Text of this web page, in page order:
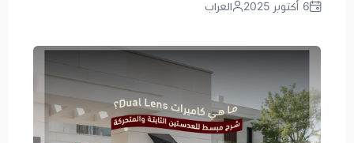
6 أكتوبر 2025 العراب